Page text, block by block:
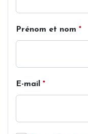
Prénom et nom *
E-mail *